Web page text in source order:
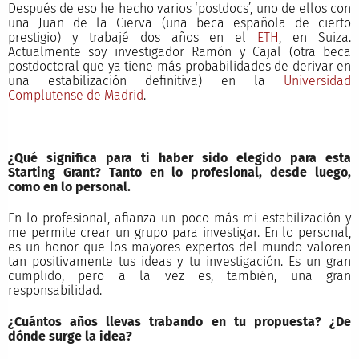
Después de eso he hecho varios ‘postdocs’, uno de ellos con
una Juan de la Cierva (una beca española de cierto
prestigio) y trabajé dos años en el ETH, en Suiza.
Actualmente soy investigador Ramón y Cajal (otra beca
postdoctoral que ya tiene más probabilidades de derivar en
una estabilización definitiva) en la Universidad
Complutense de Madrid.
¿Qué significa para ti haber sido elegido para esta
Starting Grant? Tanto en lo profesional, desde luego,
como en lo personal.
En lo profesional, afianza un poco más mi estabilización y
me permite crear un grupo para investigar. En lo personal,
es un honor que los mayores expertos del mundo valoren
tan positivamente tus ideas y tu investigación. Es un gran
cumplido, pero a la vez es, también, una gran
responsabilidad.
¿Cuántos años llevas trabando en tu propuesta? ¿De
dónde surge la idea?